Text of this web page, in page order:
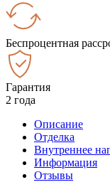
Беспроцентная
Гарантия
2 года
Описание
Отделка
Внутреннее
Информация
Отзывы